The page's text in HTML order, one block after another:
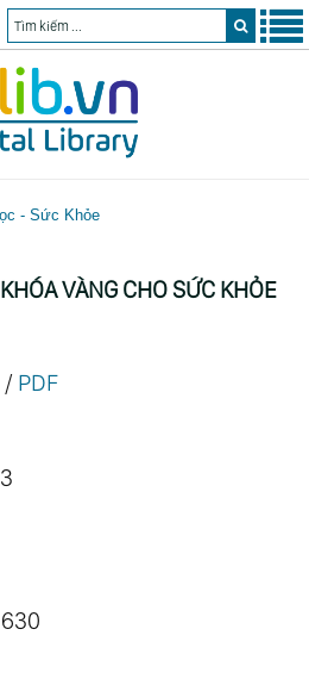
- Sức Khỏe
VÀNG CHO SỨC KHỎE
/ PDF
630